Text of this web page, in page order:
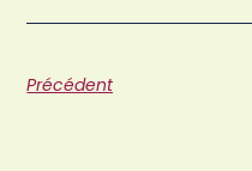
Précédent